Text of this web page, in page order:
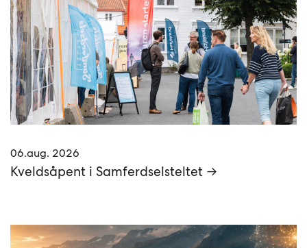
06.aug. 2026
Kveldsåpent i Samferdselsteltet →